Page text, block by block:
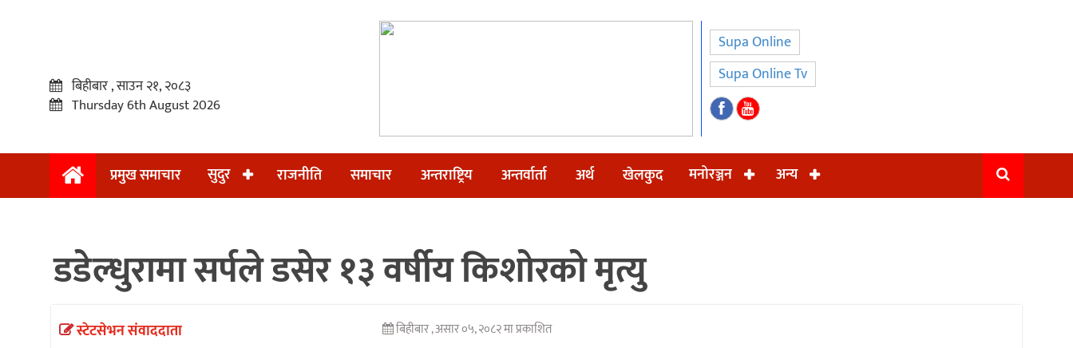
प्रमुख
समाचार
बिहीबार , साउन २१, २०८३
Thursday 6th August 2026
Supa Online
Supa Online Tv
प्रमुख समाचार सुदुर राजनीति समाचार अन्तराष्ट्रिय अन्तर्वार्ता अर्थ खेलकुद मनोरञ्जन अन्य
डडेल्धुरामा सर्पले डसेर १३ वर्षीय किशोरको मृत्यु
स्टेटसेभन संवाददाता बिहीबार , असार ०५, २०८२ मा प्रकाशित